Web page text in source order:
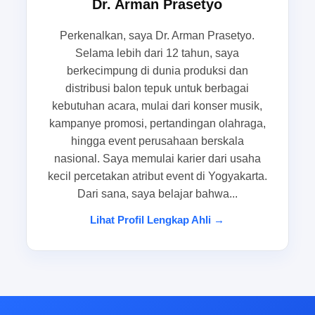
penentu. balontepuk.net hadir sebagai solusi
balon tepuk custom secara lebih rapi, efisien, dan
aman untuk kebutuhan promosi maupun
supporter acara.
Masalah yang paling sering muncul
menjelang hari H acara
Menjelang event, masalah yang paling sering
muncul biasanya bukan pada ide acaranya,
balon tepuk partai besar membutuhkan waktu
Dr. Arman Prasetyo
Perkenalkan, saya Dr. Arman Prasetyo.
Selama lebih dari 12 tahun, saya
berkecimpung di dunia produksi dan
distribusi balon tepuk untuk berbagai
kebutuhan acara, mulai dari konser musik,
kampanye promosi, pertandingan olahraga,
hingga event perusahaan berskala
nasional. Saya memulai karier dari usaha
kecil percetakan atribut event di Yogyakarta.
Dari sana, saya belajar bahwa...
Lihat Profil Lengkap Ahli →